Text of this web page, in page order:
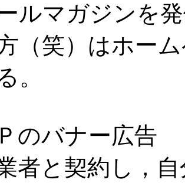
ルマガジンを
（笑）はホー
。
のバナー広告
者と契約し，